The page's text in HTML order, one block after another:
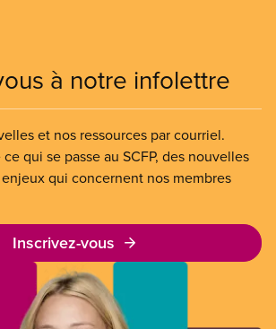
à notre infolettre
et nos ressources par courriel.
ce qui se passe au SCFP, des nouvelles
qui concernent nos membres
Inscrivez-vous